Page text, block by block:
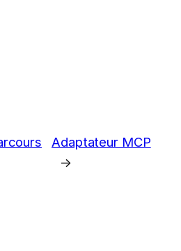
Adaptateur MCP
→